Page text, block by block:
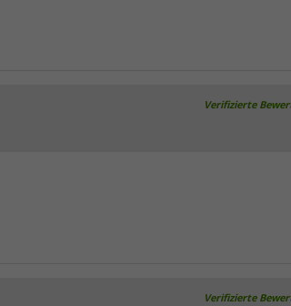
Verifizierte
Verifizierte